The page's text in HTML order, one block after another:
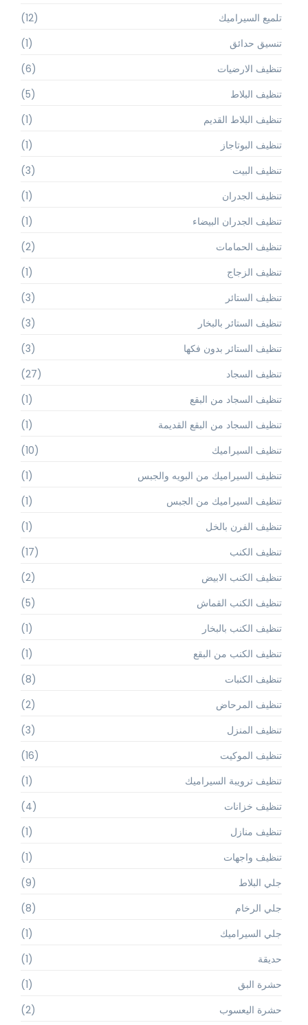
تلميع السيراميك
(12)
تنسيق حدائق
(1)
تنظيف الارضيات
(6)
تنظيف البلاط
(5)
تنظيف البلاط القديم
(1)
تنظيف البوتاجاز
(1)
تنظيف البيت
(3)
تنظيف الجدران
(1)
تنظيف الجدران البيضاء
(1)
تنظيف الحمامات
(2)
تنظيف الزجاج
(1)
تنظيف الستائر
(3)
تنظيف الستائر بالبخار
(3)
تنظيف الستائر بدون فكها
(3)
تنظيف السجاد
(27)
تنظيف السجاد من البقع
(1)
تنظيف السجاد من البقع القديمة
(1)
تنظيف السيراميك
(10)
تنظيف السيراميك من البويه والجبس
(1)
تنظيف السيراميك من الجبس
(1)
تنظيف الفرن بالخل
(1)
تنظيف الكنب
(17)
تنظيف الكنب الابيض
(2)
تنظيف الكنب القماش
(5)
تنظيف الكنب بالبخار
(1)
تنظيف الكنب من البقع
(1)
تنظيف الكنبات
(8)
تنظيف المرحاض
(2)
تنظيف المنزل
(3)
تنظيف الموكيت
(16)
تنظيف ترويبة السيراميك
(1)
تنظيف خزانات
(4)
تنظيف منازل
(1)
تنظيف واجهات
(1)
جلي البلاط
(9)
جلي الرخام
(8)
جلي السيراميك
(1)
حديقة
(1)
حشرة البق
(1)
حشرة اليعسوب
(2)